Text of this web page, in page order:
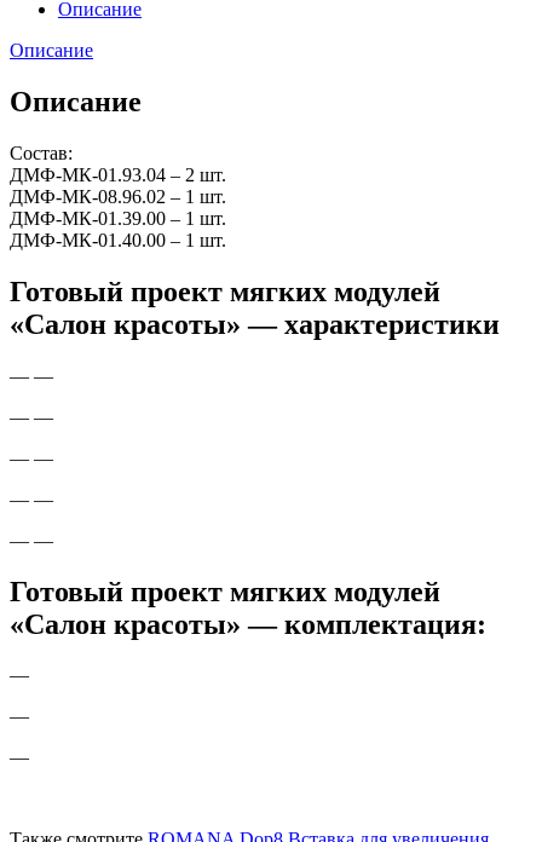
Описание
Описание
Описание
Состав:
ДМФ-МК-01.93.04 – 2 шт.
ДМФ-МК-08.96.02 – 1 шт.
ДМФ-МК-01.39.00 – 1 шт.
ДМФ-МК-01.40.00 – 1 шт.
Готовый проект мягких модулей
«Салон красоты» — характеристики
— —
— —
— —
— —
— —
Готовый проект мягких модулей
«Салон красоты» — комплектация:
—
—
—